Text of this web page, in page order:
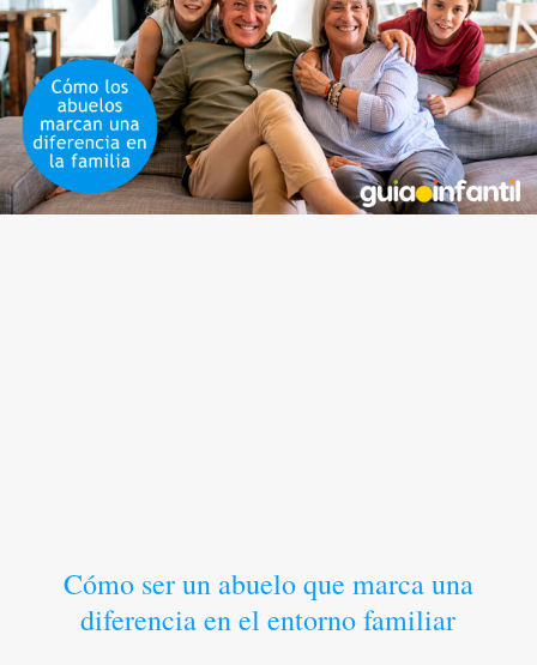
Cómo ser un abuelo que marca una
diferencia en el entorno familiar